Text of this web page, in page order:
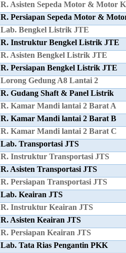
R. Asisten Sepeda Motor & Motor
R. Persiapan Sepeda Motor &
Lab. Bengkel Listrik JTE
R. Instruktur Bengkel Listrik JTE
R. Asisten Bengkel Listrik JTE
R. Persiapan Bengkel Listrik JTE
Lorong Gedung A8 Lantai 2
R. Gudang Shaft & Panel Listrik
R. Kamar Mandi lantai 2 Barat A
R. Kamar Mandi lantai 2 Barat B
R. Kamar Mandi lantai 2 Barat C
Lab. Transportasi JTS
R. Instruktur Transportasi JTS
R. Asisten Transportasi JTS
R. Persiapan Transportasi JTS
Lab. Keairan JTS
R. Instruktur Keairan JTS
R. Asisten Keairan JTS
R. Persiapan Keairan JTS
Lab. Tata Rias Pengantin PKK